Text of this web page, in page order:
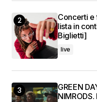
Concerti e
lista in
Biglietti]
live
GREEN